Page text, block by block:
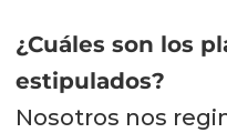
¿Cuáles son los
estipulados?
Nosotros nos